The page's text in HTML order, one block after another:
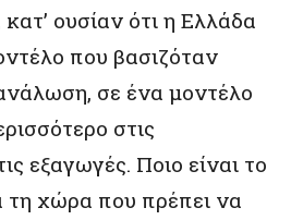
ουσίαν ότι η Ελλάδα
που βασιζόταν
σε ένα μοντέλο
στις
εξαγωγές. Ποιο είναι το
τη χώρα που πρέπει να